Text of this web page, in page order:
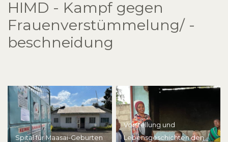
HIMD - Kampf gegen
Frauenverstümmelung/ -
beschneidung
Spital für Maasai-Geburten
Vorstellung und
Lebensgeschichten den